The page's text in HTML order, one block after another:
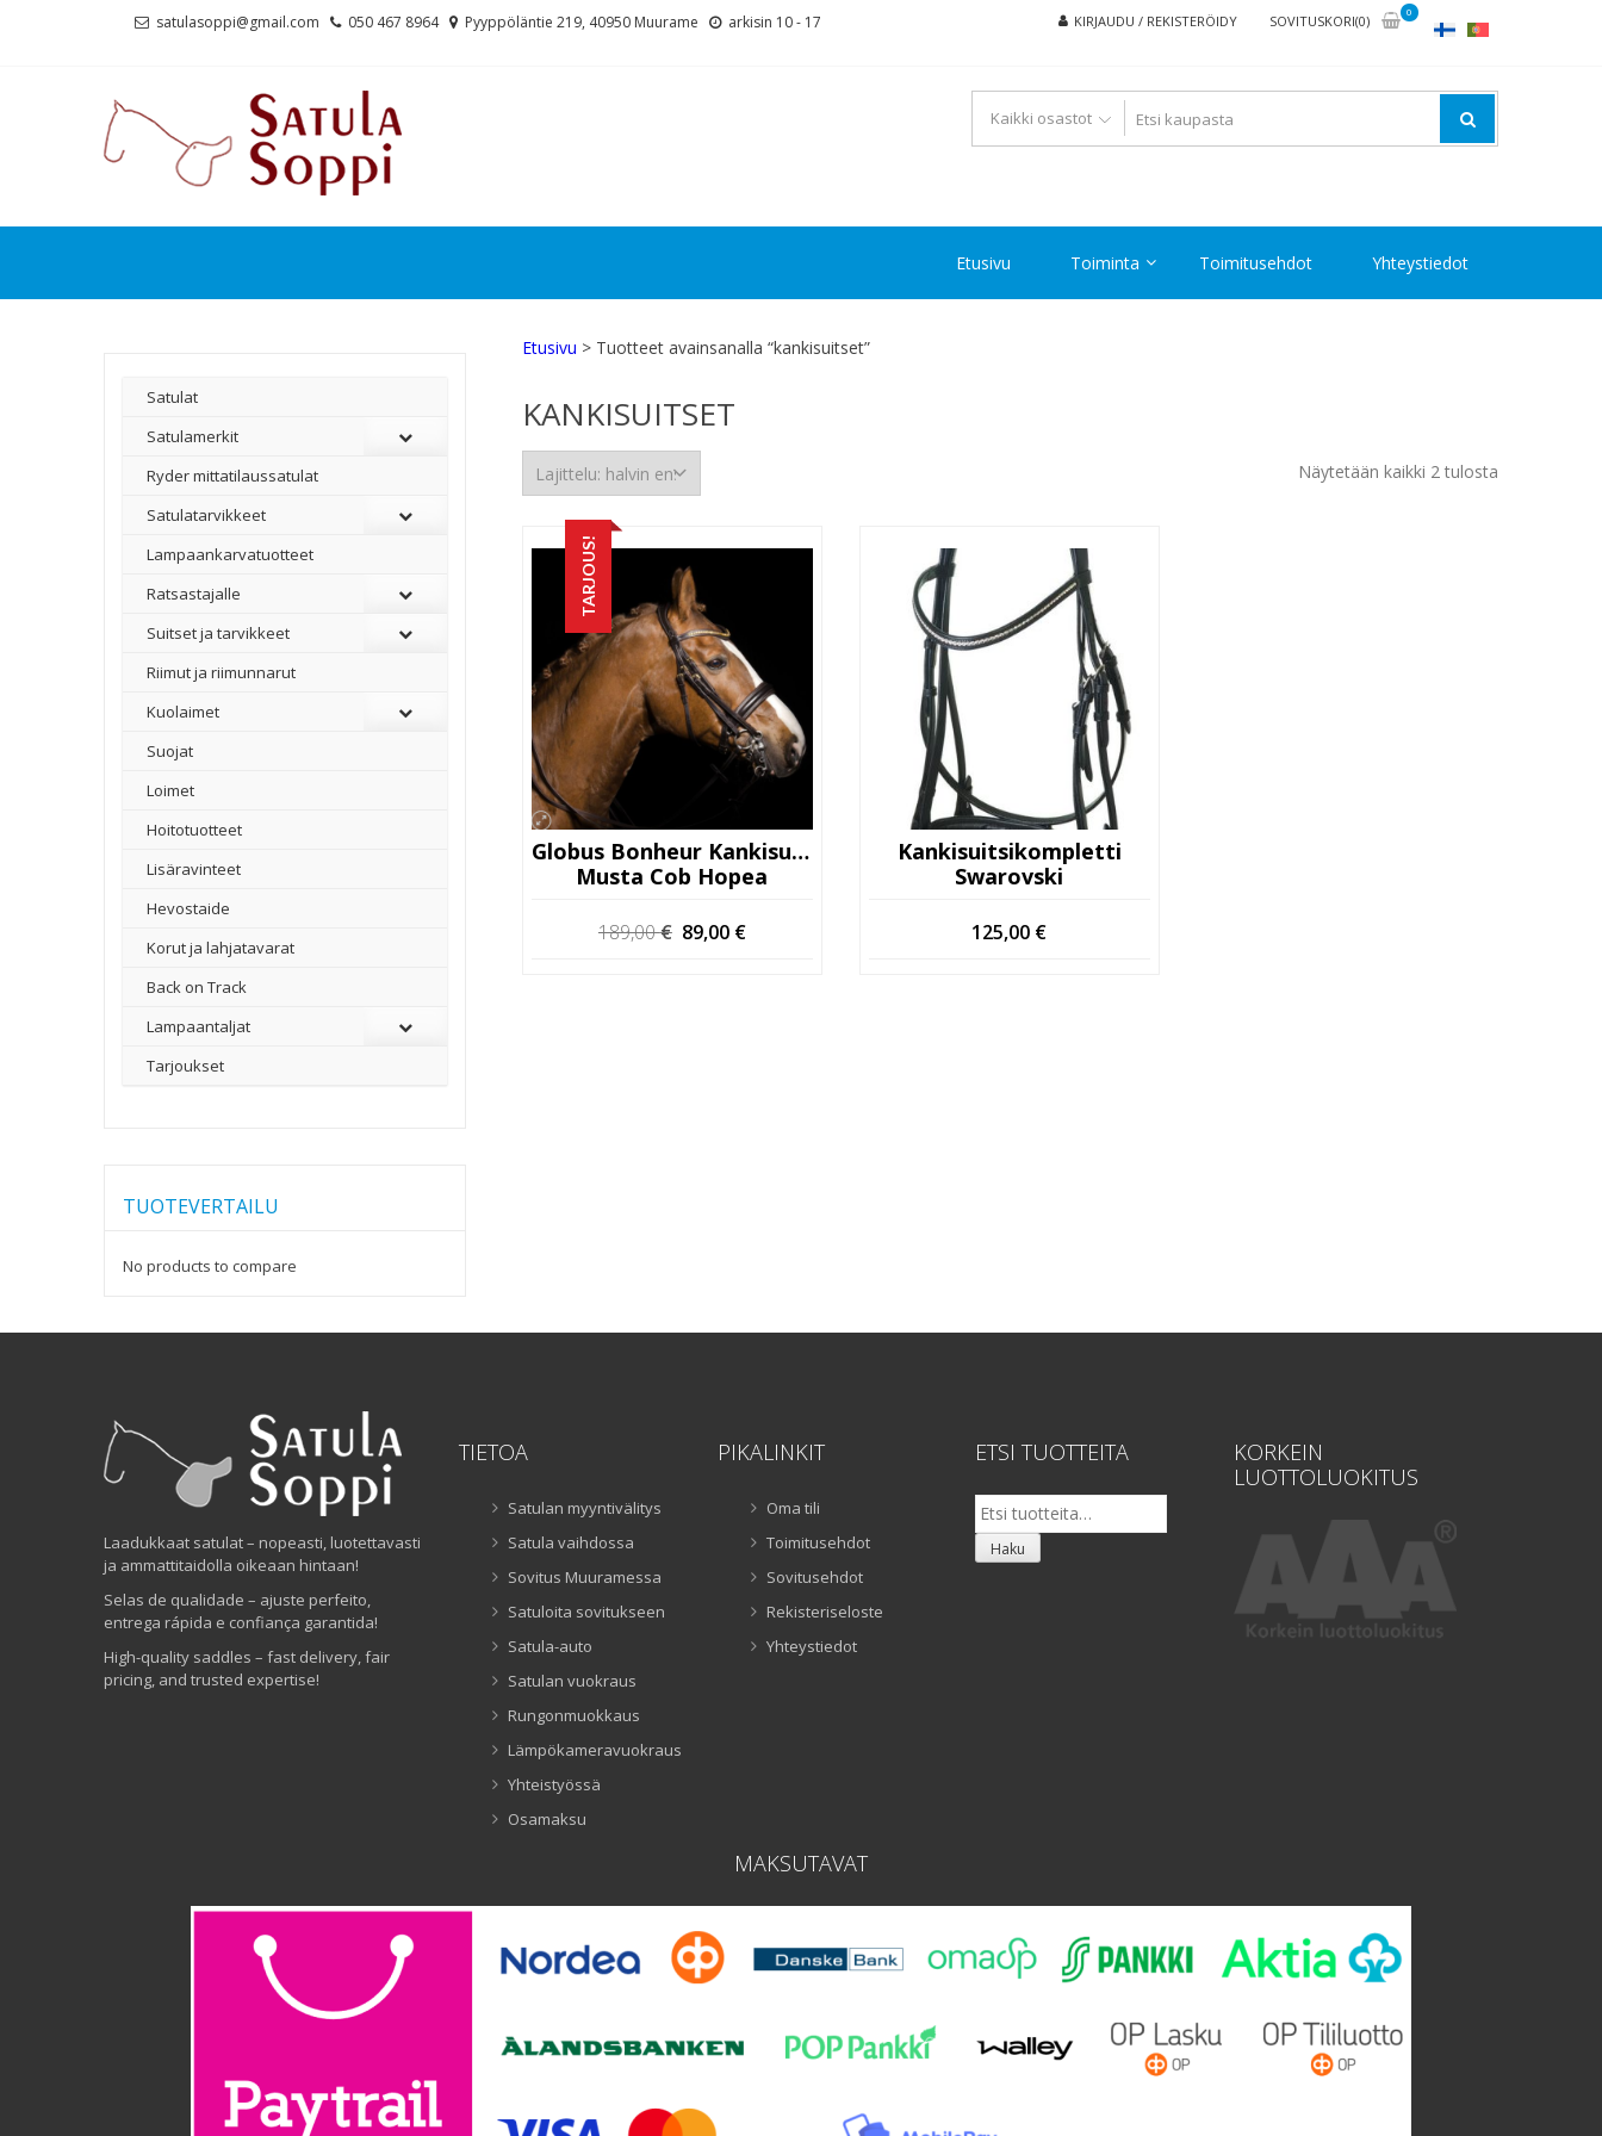
satulasoppi@gmail.com 050 467 8964 Pyyppöläntie 219, 40950 Muurame arkisin 10 - 17 KIRJAUDU / REKISTERÖIDY SOVITUSKORI(0)
0
Etusivu Toiminta Toimitusehdot Yhteystiedot
Etusivu > Tuotteet avainsanalla “kankisuitset”
KANKISUITSET
Näytetään kaikki 2 tulosta
TARJOUS!
Globus Bonheur Kankisuitset
Musta Cob Hopea
189,00€ Alkuperäinen
89,00 €
Kankisuitsikompletti
Swarovski
125,00 €
Satulat
Satulamerkit
Ryder mittatilaussatulat
Satulatarvikkeet
–
Lampaankarvatuotteet
Ratsastajalle
Suitset ja tarvikkeet
Riimut ja riimunnarut
Kuolaimet
Suojat
Loimet
Hoitotuotteet
Lisäravinteet
Hevostaide
Korut ja lahjatavarat
Back on Track
Lampaantaljat
Tarjoukset
TUOTEVERTAILU
No products to compare
Laadukkaat satulat – nopeasti, luotettavasti
ja ammattitaidolla oikeaan hintaan!
Selas de qualidade – ajuste perfeito,
entrega rápida e confiança garantida!
High-quality saddles – fast delivery, fair
pricing, and trusted expertise!
TIETOA
Satulan myyntivälitys
Satula vaihdossa
Sovitus Muuramessa
Satuloita sovitukseen
Satula-auto
Satulan vuokraus
Rungonmuokkaus
Lämpökameravuokraus
Yhteistyössä
Osamaksu
PIKALINKIT
Oma tili
Toimitusehdot
Sovitusehdot
Rekisteriseloste
Yhteystiedot
ETSI TUOTTEITA
Etsi:
Haku
KORKEIN
LUOTTOLUOKITUS
MAKSUTAVAT